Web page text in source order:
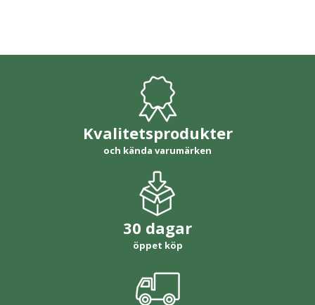
Kvalitetsprodukter
och kända varumärken
30 dagar
öppet köp